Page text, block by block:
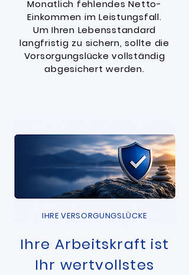
Monatlich fehlendes Netto-
Einkommen im Leistungsfall.​
Um Ihren Lebensstandard
langfristig zu sichern, sollte die
Vorsorgungslücke vollständig
abgesichert werden.
IHRE VERSORGUNGSLÜCKE
Ihre Arbeitskraft ist
Ihr wertvollstes